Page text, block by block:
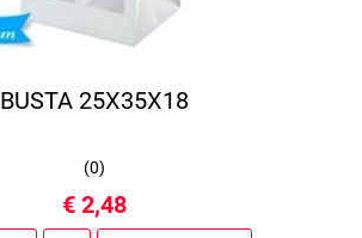
BUSTA 25X35X18
(0)
€ 2,48